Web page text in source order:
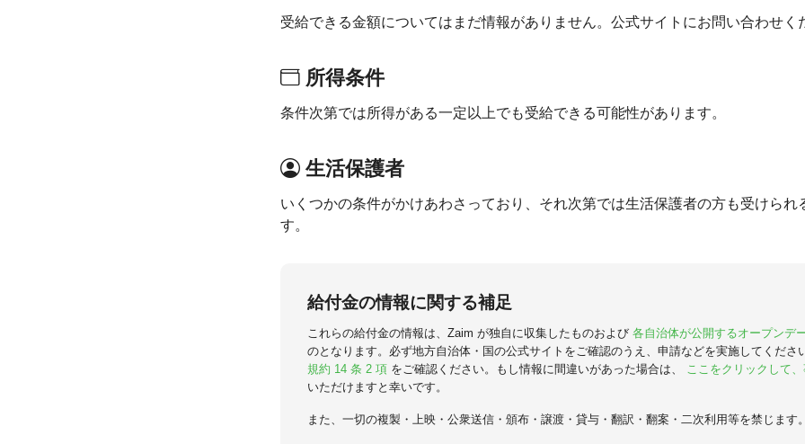
受給できる金額についてはまだ情報がありません。公式サイトにお問い合わせく
所得条件
条件次第では所得がある一定以上でも受給できる可能性があります。
生活保護者
いくつかの条件がかけあわさっており、それ次第では生活保護者の方も受けられ
す。
給付金の情報に関する補足
これらの給付金の情報は、Zaim が独自に収集したものおよび 各自治体が公開するオープンデ
のとなります。必ず地方自治体・国の公式サイトをご確認のうえ、申請などを実施してくださ
規約 14 条 2 項 をご確認ください。もし情報に間違いがあった場合は、 ここをクリックして
いただけますと幸いです。
また、一切の複製・上映・公衆送信・頒布・譲渡・貸与・翻訳・翻案・二次利用等を禁じます。